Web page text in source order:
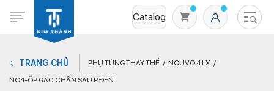
Catalog
TRANG CHỦ PHỤ TÙNG THAY THẾ
NOUVO 4 LX
NO4-ỐP GÁC CHÂN SAU R ĐEN